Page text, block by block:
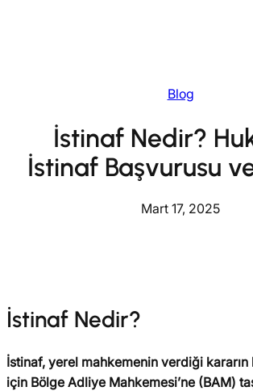
Blog
İstinaf Nedir?
İstinaf Başvurusu
Mart 17, 2025
İstinaf Nedir?
İstinaf, yerel mahkemenin verdiği
için Bölge Adliye Mahkemesi’ne (BAM)